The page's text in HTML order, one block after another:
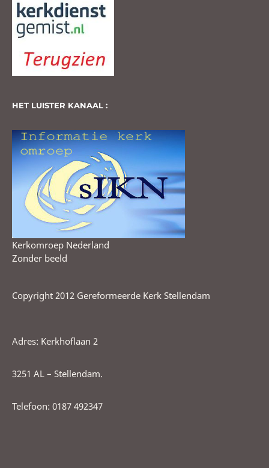
HET LUISTER KANAAL :
Kerkomroep Nederland
Zonder beeld
Copyright 2012 Gereformeerde Kerk Stellendam
Adres: Kerkhoflaan 2
3251 AL – Stellendam.
Telefoon: 0187 492347